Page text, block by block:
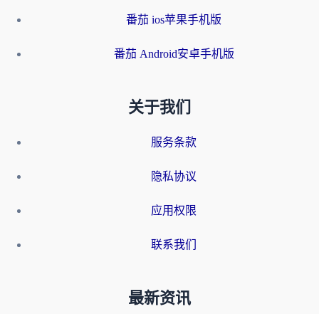
番茄 ios苹果手机版
番茄 Android安卓手机版
关于我们
服务条款
隐私协议
应用权限
联系我们
最新资讯